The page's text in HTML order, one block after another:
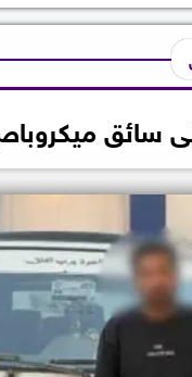
سائق